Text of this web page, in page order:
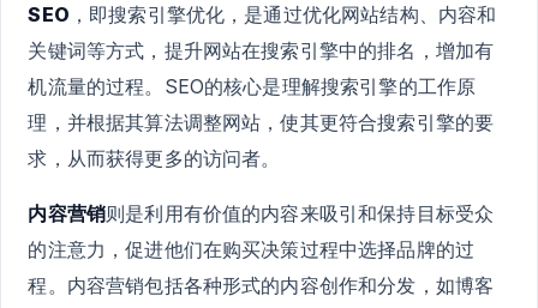
SEO ，即搜索引擎优化，是通过优化网站结构、内容和
关键词等方式，提升网站在搜索引擎中的排名，增加有
机流量的过程。SEO的核心是理解搜索引擎的工作原
理，并根据其算法调整网站，使其更符合搜索引擎的要
求，从而获得更多的访问者。
内容营销则是利用有价值的内容来吸引和保持目标受众
的注意力，促进他们在购买决策过程中选择品牌的过
程。内容营销包括各种形式的内容创作和分发，如博客